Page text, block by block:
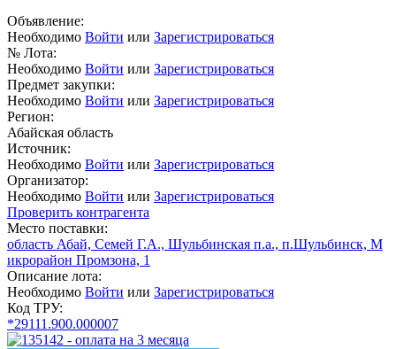
Объявление:
Необходимо Войти или Зарегистрироваться
№ Лота:
Необходимо Войти или Зарегистрироваться
Предмет закупки:
Необходимо Войти или Зарегистрироваться
Регион:
Абайская область
Источник:
Необходимо Войти или Зарегистрироваться
Организатор:
Необходимо Войти или Зарегистрироваться
Проверить контрагента
Место поставки:
область Абай, Семей Г.А., Шульбинская п.а., п.Шульбинск, М
икрорайон Промзона, 1
Описание лота:
Необходимо Войти или Зарегистрироваться
Код ТРУ:
*29111.900.000007